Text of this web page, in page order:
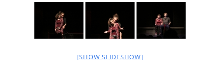
[SHOW SLIDESHOW]